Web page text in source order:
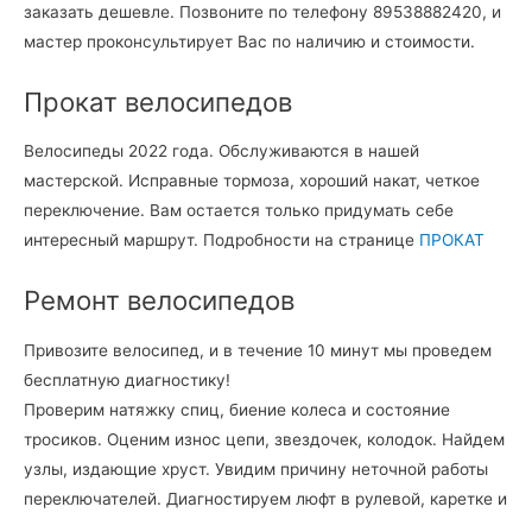
заказать дешевле. Позвоните по телефону 89538882420, и
мастер проконсультирует Вас по наличию и стоимости.
Прокат велосипедов
Велосипеды 2022 года. Обслуживаются в нашей
мастерской. Исправные тормоза, хороший накат, четкое
переключение. Вам остается только придумать себе
интересный маршрут. Подробности на странице ПРОКАТ
Ремонт велосипедов
Привозите велосипед, и в течение 10 минут мы проведем
бесплатную диагностику!
Проверим натяжку спиц, биение колеса и состояние
тросиков. Оценим износ цепи, звездочек, колодок. Найдем
узлы, издающие хруст. Увидим причину неточной работы
переключателей. Диагностируем люфт в рулевой, каретке и